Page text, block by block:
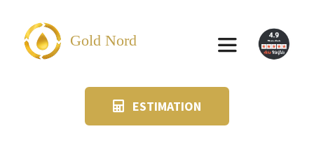
contenu
Gold Nord
Toggle
ESTIMATION